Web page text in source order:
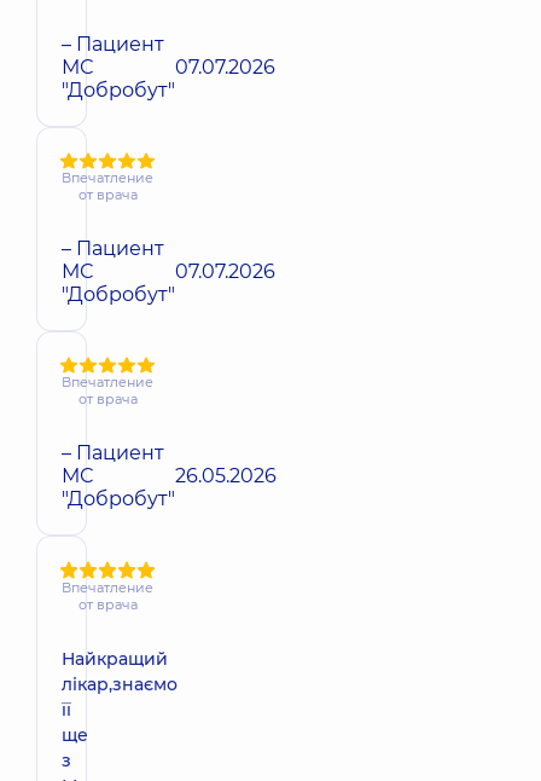
– Пациент
МС
"Добробут"
07.07.2026
Впечатление
от врача
– Пациент
МС
"Добробут"
07.07.2026
Впечатление
от врача
– Пациент
МС
"Добробут"
26.05.2026
Впечатление
от врача
Найкращий
лікар,знаємо
її
ще
з